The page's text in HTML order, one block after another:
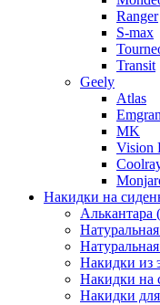
Ranger
S-max
Transit
Geely
Atlas
MK
Vision
Накидки на
Алькантара
Накидки из
Накидки на
Накидки